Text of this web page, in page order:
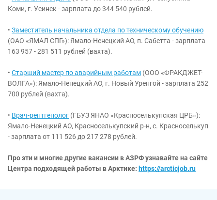
Коми, г. Усинск - зарплата до 344 540 рублей.
• Заместитель начальника отдела по техническому обучению
(ОАО «ЯМАЛ СПГ»): Ямало-Ненецкий АО, п. Сабетта - зарплата
163 957 - 281 511 рублей (вахта).
• Старший мастер по аварийным работам (ООО «ФРАКДЖЕТ-
ВОЛГА»): Ямало-Ненецкий АО, г. Новый Уренгой - зарплата 252
700 рублей (вахта).
• Врач-рентгенолог (ГБУЗ ЯНАО «Красноселькупская ЦРБ»):
Ямало-Ненецкий АО, Красноселькупский р-н, с. Красноселькуп
- зарплата от 111 526 до 217 278 рублей.
Про эти и многие другие вакансии в АЗРФ узнавайте на сайте
Центра подходящей работы в Арктике: https://arcticjob.ru